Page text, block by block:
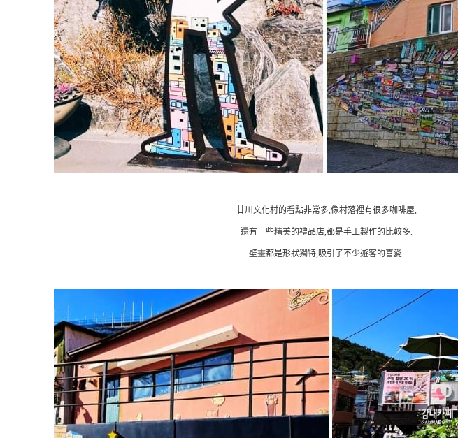
甘川文化村的看點非常多,像村落裡有很多咖啡屋,
還有一些精美的禮品店,都是手工製作的比較多.
壁畫都是形狀獨特,吸引了不少遊客的喜愛.